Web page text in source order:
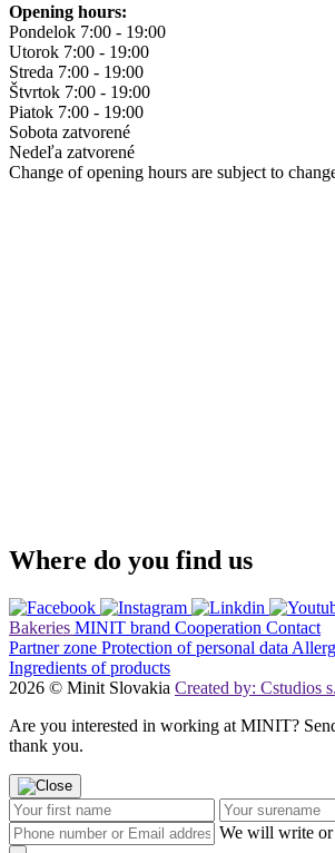
Opening hours:
Pondelok 7:00 - 19:00
Utorok 7:00 - 19:00
Streda 7:00 - 19:00
Štvrtok 7:00 - 19:00
Piatok 7:00 - 19:00
Sobota zatvorené
Nedeľa zatvorené
Change of opening hours are subject to
Where do you find us
Bakeries MINIT brand Cooperation Contact
Partner zone Protection of personal data
Ingredients of products
2026 © Minit Slovakia Created by: Cstudios
Are you interested in working at MINIT?
thank you.
We will write